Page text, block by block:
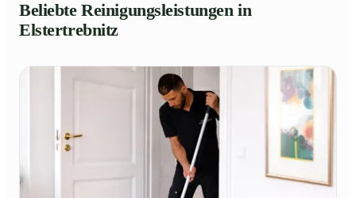
Beliebte Reinigungsleistungen in
Elstertrebnitz